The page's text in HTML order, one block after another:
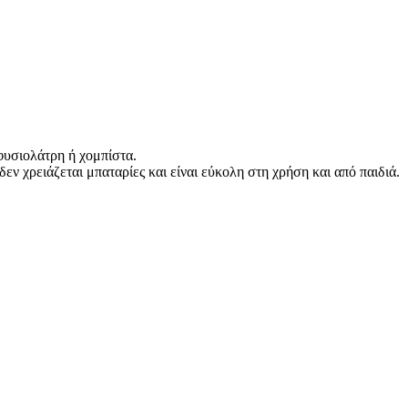
ή χομπίστα.
μπαταρίες και είναι εύκολη στη χρήση και από παιδιά.